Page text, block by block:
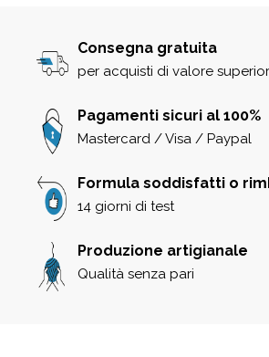
Consegna gratuita
per acquisti di valore
Pagamenti sicuri al 100%
Mastercard / Visa / Paypal
Formula soddisfatti o
14 giorni di test
Produzione artigianale
Qualità senza pari